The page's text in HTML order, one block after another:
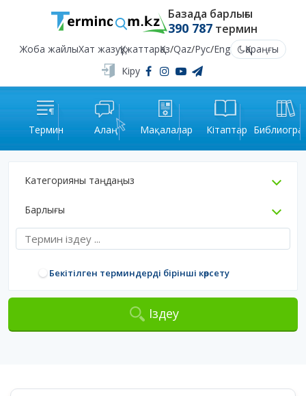
Базада барлығы
390 787термин
Жоба жайлыХат жазуҚұжаттарҚаз/Qaz/Рус/Eng
Қараңғы
Кіру
Термин Алаң Мақалалар Кітаптар
Категорияны таңдаңыз
Барлығы
Бекітілген терминдерді бірінші көрсету
Іздеу